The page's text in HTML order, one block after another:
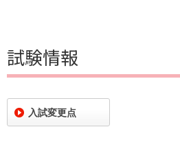
試験情報
入試変更点